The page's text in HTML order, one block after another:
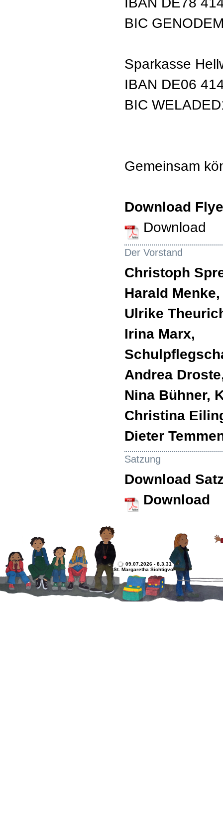
BIC
Sparkasse
IBAN DE06
BIC
Gemeinsam
Download
Download
Der Vorstand
Christoph
Harald
Ulrike
Irina Marx,
Andrea
Nina Bühner,
Christina
Dieter
Satzung
Download
Download
09.07.2026 - 8.3.31
St. Margaretha Sichtigvor